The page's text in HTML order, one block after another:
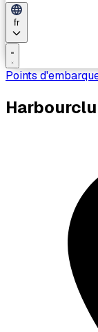
fr
Points